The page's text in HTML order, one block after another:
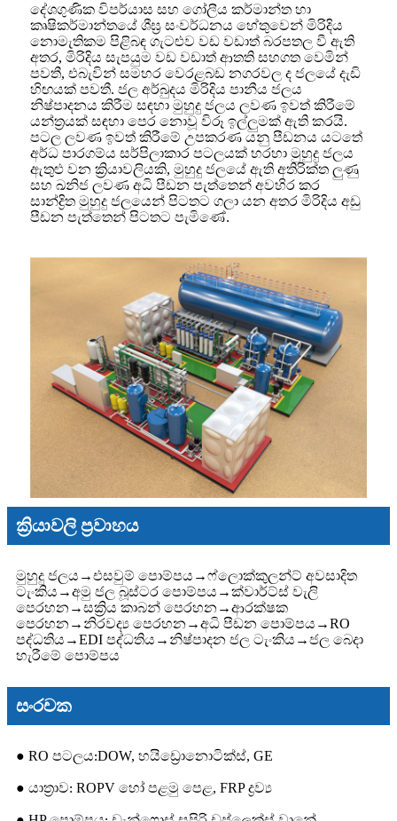
දේශගුණික විපර්යාස සහ ගෝලීය කර්මාන්ත හා
කෘෂිකර්මාන්තයේ ශීඝ්‍ර සංවර්ධනය හේතුවෙන් මිරිදිය
නොමැතිකම පිළිබඳ ගැටළුව වඩ වඩාත් බරපතල වී ඇති
අතර, මිරිදිය සැපයුම වඩ වඩාත් ආතති සහගත වෙමින්
පවතී, එබැවින් සමහර වෙරළබඩ නගරවල ද ජලයේ දැඩි
හිඟයක් පවතී. ජල අර්බුදය මිරිදිය පානීය ජලය
නිෂ්පාදනය කිරීම සඳහා මුහුදු ජලය ලවණ ඉවත් කිරීමේ
යන්ත්‍රයක් සඳහා පෙර නොවූ විරූ ඉල්ලුමක් ඇති කරයි.
පටල ලවණ ඉවත් කිරීමේ උපකරණ යනු පීඩනය යටතේ
අර්ධ පාරගම්ය සර්පිලාකාර පටලයක් හරහා මුහුදු ජලය
ඇතුළු වන ක්‍රියාවලියකි, මුහුදු ජලයේ ඇති අතිරික්ත ලුණු
සහ ඛනිජ ලවණ අධි පීඩන පැත්තෙන් අවහිර කර
සාන්ද්‍රිත මුහුදු ජලයෙන් පිටතට ගලා යන අතර මිරිදිය අඩු
පීඩන පැත්තෙන් පිටතට පැමිණේ.
ක්‍රියාවලි ප්‍රවාහය
මුහුදු ජලය →එසවුම් පොම්පය →ෆ්ලොක්කුලන්ට් අවසාදිත
ටැංකිය →අමු ජල බූස්ටර පොම්පය →ක්වාර්ට්ස් වැලි
පෙරහන →සක්‍රිය කාබන් පෙරහන →ආරක්ෂක
පෙරහන → නිරවද්‍ය පෙරහන →අධි පීඩන පොම්පය →RO
පද්ධතිය →EDI පද්ධතිය → නිෂ්පාදන ජල ටැංකිය →ජල බෙදා
හැරීමේ පොම්පය
සංරචක
● RO පටලය:DOW, හයිඩ්‍රොනොටික්ස්, GE
● යාත්‍රාව: ROPV හෝ පළමු පෙළ, FRP ද්‍රව්‍ය